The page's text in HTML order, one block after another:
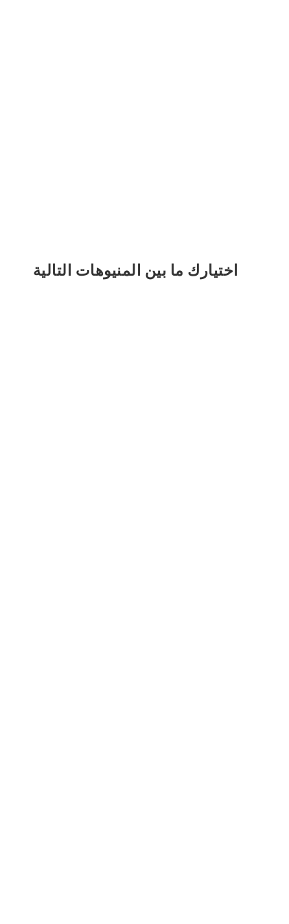
اختيارك ما بين المنيوهات التالية